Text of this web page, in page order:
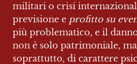
militari o crisi
previsione e profitto su
più problematico, e il
non è solo patrimoniale,
soprattutto, di carattere